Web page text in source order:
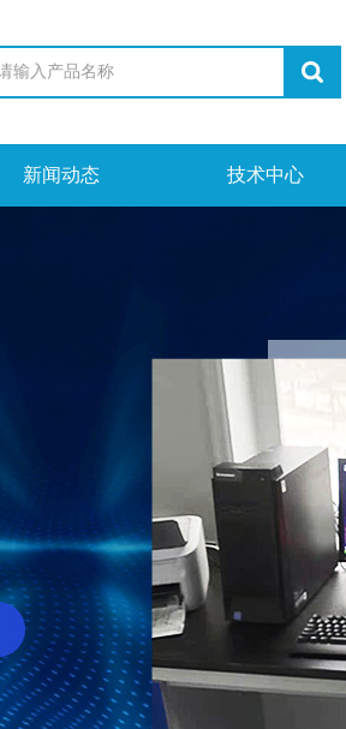
新闻动态 技术中心